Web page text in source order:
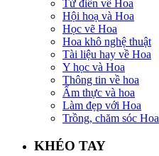
Từ điển về Hoa
Hội hoạ và Hoa
Học vẽ Hoa
Hoa khô nghệ thuật
Tài liệu hay về Hoa
Y học và Hoa
Thông tin về hoa
Ẩm thực và hoa
Làm đẹp với Hoa
Trồng, chăm sóc Hoa
KHÉO TAY